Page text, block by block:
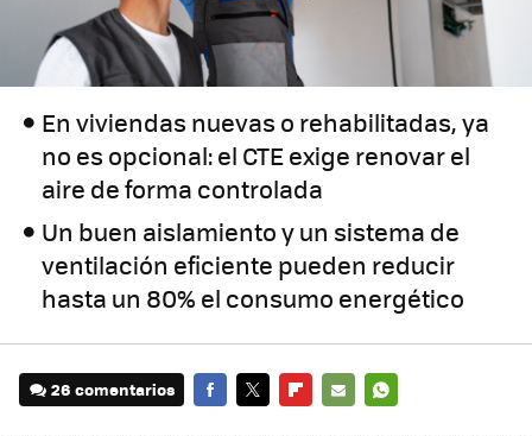
En viviendas nuevas o rehabilitadas, ya
no es opcional: el CTE exige renovar el
aire de forma controlada
Un buen aislamiento y un sistema de
ventilación eficiente pueden reducir
hasta un 80% el consumo energético
26 comentarios